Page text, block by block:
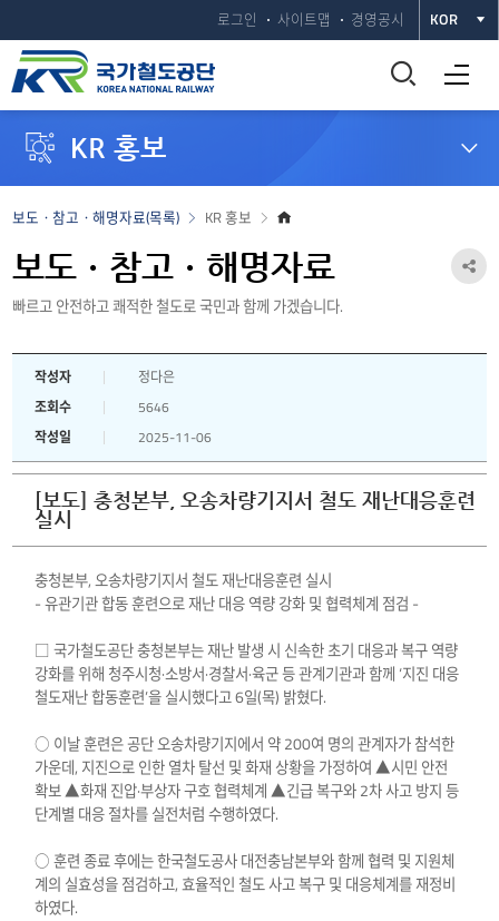
로그인 사이트맵 경영공시 KOR
통
합
기
전체메뉴 열기
KR 홍보
로
KR 홍보
보도ㆍ참고ㆍ해명자료(목록)
보도ㆍ참고ㆍ해명자료
빠르고 안전하고 쾌적한 철도로 국민과 함께 가겠습니다.
공
작성자
정다은
조회수
5646
작성일
2025-11-06
[보도] 충청본부, 오송차량기지서 철도 재난대응훈련
실시
충청본부, 오송차량기지서 철도 재난대응훈련 실시
- 유관기관 합동 훈련으로 재난 대응 역량 강화 및 협력체계 점검 -
□ 국가철도공단 충청본부는 재난 발생 시 신속한 초기 대응과 복구 역량
강화를 위해 청주시청·소방서·경찰서·육군 등 관계기관과 함께 ‘지진 대응
철도재난 합동훈련’을 실시했다고 6일(목) 밝혔다.
○ 이날 훈련은 공단 오송차량기지에서 약 200여 명의 관계자가 참석한
가운데, 지진으로 인한 열차 탈선 및 화재 상황을 가정하여 ▲시민 안전
확보 ▲화재 진압·부상자 구호 협력체계 ▲긴급 복구와 2차 사고 방지 등
단계별 대응 절차를 실전처럼 수행하였다.
○ 훈련 종료 후에는 한국철도공사 대전충남본부와 함께 협력 및 지원체
계의 실효성을 점검하고, 효율적인 철도 사고 복구 및 대응체계를 재정비
하였다.